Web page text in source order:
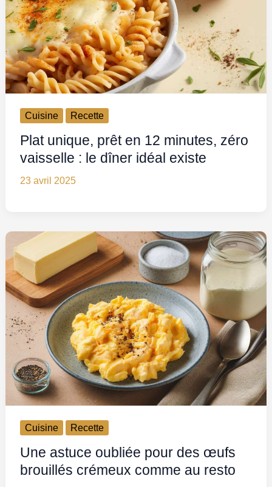
Cuisine Recette
Plat unique, prêt en 12 minutes, zéro
vaisselle : le dîner idéal existe
23 avril 2025
Cuisine Recette
Une astuce oubliée pour des œufs
brouillés crémeux comme au resto